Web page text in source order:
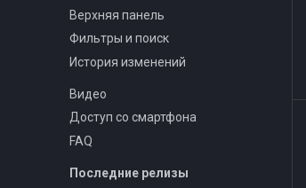
Верхняя панель
Фильтры и поиск
История изменений
Видео
Доступ со смартфона
FAQ
Последние релизы